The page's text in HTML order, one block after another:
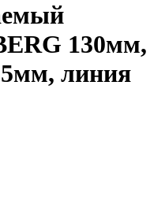
130мм,
линия